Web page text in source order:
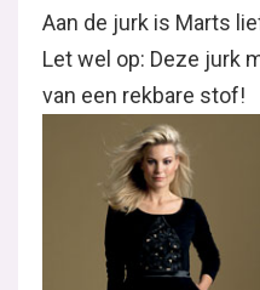
Aan de jurk is Marts
Let wel op: Deze jurk
van een rekbare stof!